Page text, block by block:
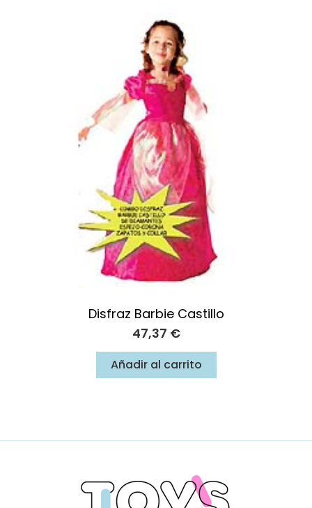
Disfraz Barbie Castillo
47,37 €
Añadir al carrito